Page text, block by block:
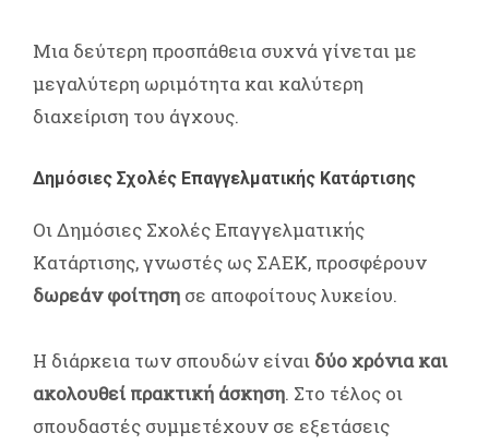
Μια δεύτερη προσπάθεια συχνά γίνεται με
μεγαλύτερη ωριμότητα και καλύτερη
διαχείριση του άγχους.
Δημόσιες Σχολές Επαγγελματικής Κατάρτισης
Οι Δημόσιες Σχολές Επαγγελματικής
Κατάρτισης, γνωστές ως ΣΑΕΚ, προσφέρουν
δωρεάν φοίτηση σε αποφοίτους λυκείου.
Η διάρκεια των σπουδών είναι δύο χρόνια και
ακολουθεί πρακτική άσκηση. Στο τέλος οι
σπουδαστές συμμετέχουν σε εξετάσεις